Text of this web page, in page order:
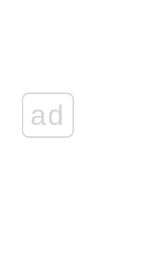
ad